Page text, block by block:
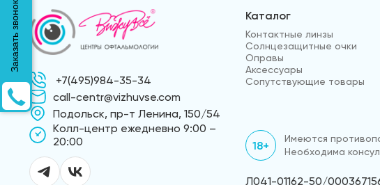
+7(495)984-35-34
call-centr@vizhuvse.com
Подольск, пр-т Ленина, 150/54
Kолл-центр ежедневно 9:00 –
20:00
Каталог
Контактные линзы
Солнцезащитные очки
Оправы
Аксессуары
Сопутствующие товары
18+
Имеются
Необходима
Л041-01162-50/
Заказать звонок